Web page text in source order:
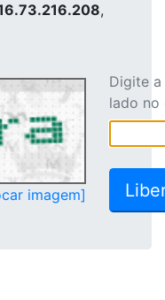
,
imagem]
Digite
lado no